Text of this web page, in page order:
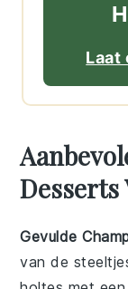
Laat
Desserts
Gevulde
van de